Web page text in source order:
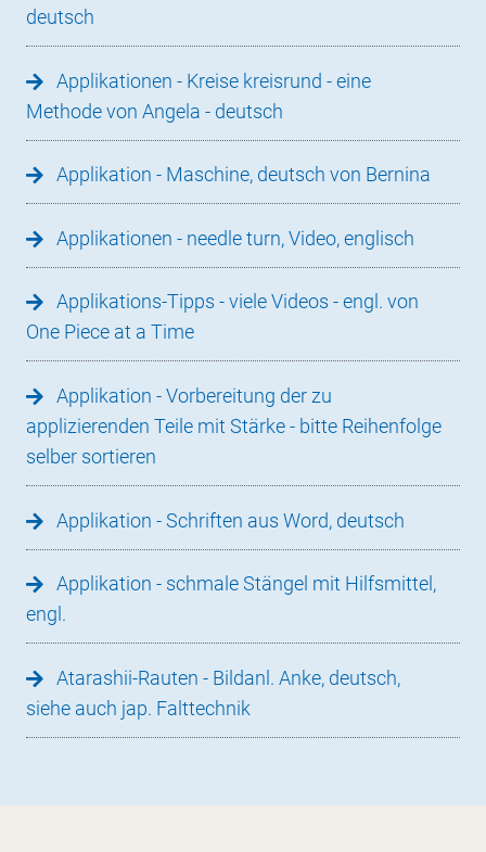
deutsch
Applikationen - Kreise kreisrund - eine
Methode von Angela - deutsch
Applikation - Maschine, deutsch von Bernina
Applikationen - needle turn, Video, englisch
Applikations-Tipps - viele Videos - engl. von
One Piece at a Time
Applikation - Vorbereitung der zu
applizierenden Teile mit Stärke - bitte Reihenfolge
selber sortieren
Applikation - Schriften aus Word, deutsch
Applikation - schmale Stängel mit Hilfsmittel,
engl.
Atarashii-Rauten - Bildanl. Anke, deutsch,
siehe auch jap. Falttechnik